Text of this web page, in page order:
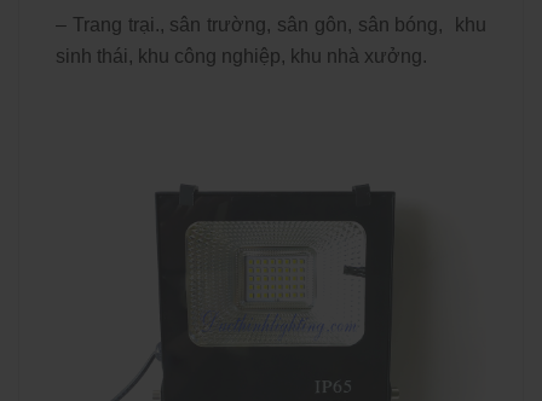
– Trang trại., sân trường, sân gôn, sân bóng, khu
sinh thái, khu công nghiệp, khu nhà xưởng.